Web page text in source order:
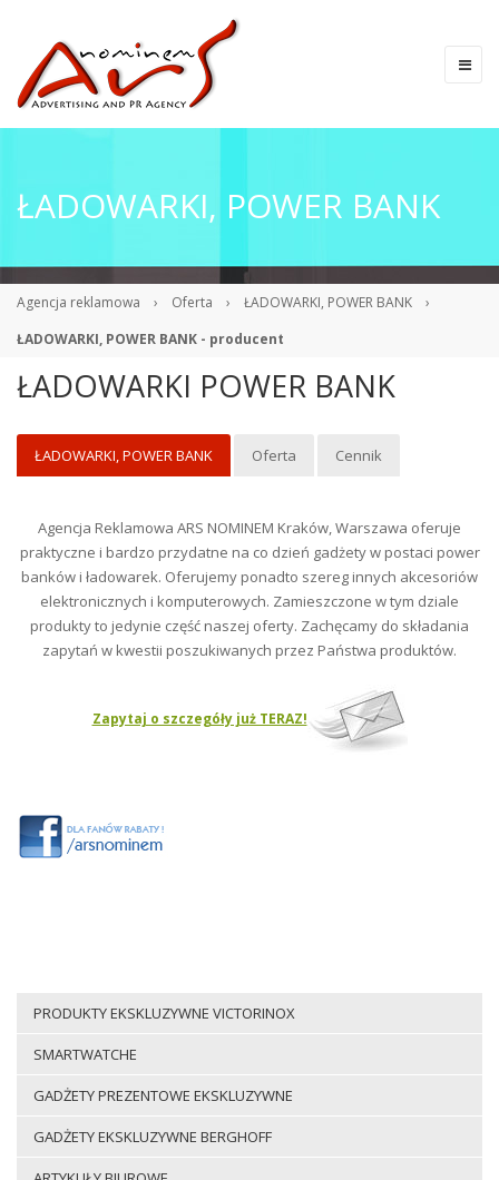
ŁADOWARKI, POWER BANK
Agencja reklamowa › Oferta › ŁADOWARKI, POWER BANK
›
ŁADOWARKI, POWER BANK - producent
ŁADOWARKI POWER BANK
ŁADOWARKI, POWER BANK Oferta Cennik
Agencja Reklamowa ARS NOMINEM Kraków, Warszawa oferuje
praktyczne i bardzo przydatne na co dzień gadżety w postaci power
banków i ładowarek. Oferujemy ponadto szereg innych akcesoriów
elektronicznych i komputerowych. Zamieszczone w tym dziale
produkty to jedynie część naszej oferty. Zachęcamy do składania
zapytań w kwestii poszukiwanych przez Państwa produktów.
Zapytaj o szczegóły już TERAZ!
PRODUKTY EKSKLUZYWNE VICTORINOX
SMARTWATCHE
GADŻETY PREZENTOWE EKSKLUZYWNE
GADŻETY EKSKLUZYWNE BERGHOFF